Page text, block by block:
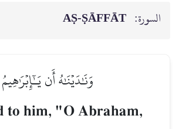
السورة: AṢ-ṢĀFFĀT
وَنَٰدَيۡنَٰهُ أَن يَـٰٓإِبۡرَٰهِيمُ
to him, "O Abraham,